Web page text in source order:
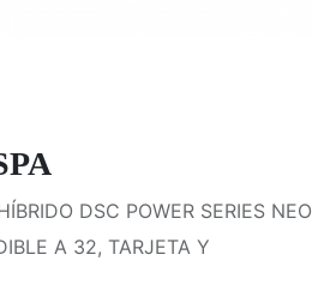
DSC POWER SERIES NEO
A 32, TARJETA Y